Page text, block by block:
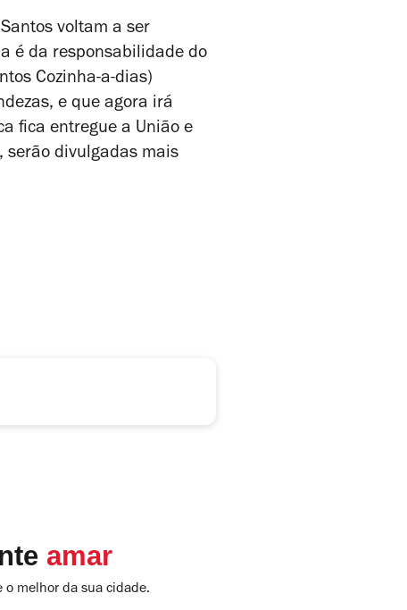
voltam a ser
é da responsabilidade do
Cozinha-a-dias)
e que agora irá
fica entregue a União e
serão divulgadas mais
amar
o melhor da sua cidade.